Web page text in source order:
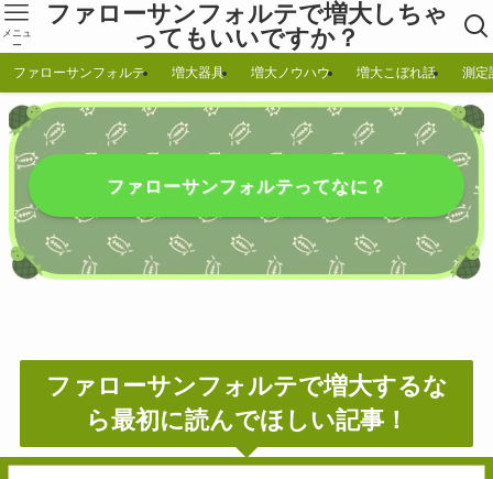
ファローサンフォルテで増大しちゃ
ってもいいですか？
メニュ
ー
ファローサンフォルテ 増大器具 増大ノウハウ 増大こぼれ話 測定
ファローサンフォルテってなに？
ファローサンフォルテで増大するな
ら最初に読んでほしい記事！